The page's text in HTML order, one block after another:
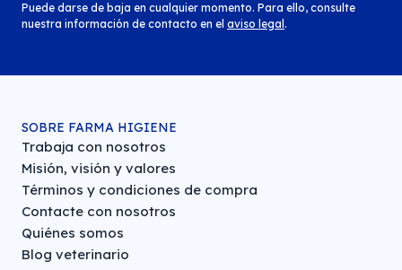
Puede darse de baja en cualquier momento. Para ello, consulte
nuestra información de contacto en el aviso legal .
SOBRE FARMA HIGIENE
Trabaja con nosotros
Misión, visión y valores
Términos y condiciones de compra
Contacte con nosotros
Quiénes somos
Blog veterinario